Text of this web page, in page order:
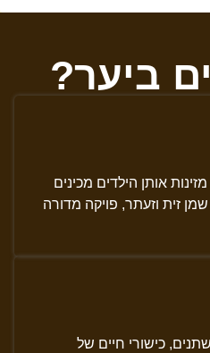
ביער?
אותן הילדים מכינים
זית וזעתר, פויקה מדורה
כישורי חיים של